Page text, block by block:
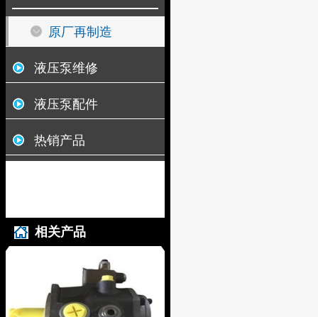
原厂再制造
液压泵维修
液压泵配件
热销产品
相关产品